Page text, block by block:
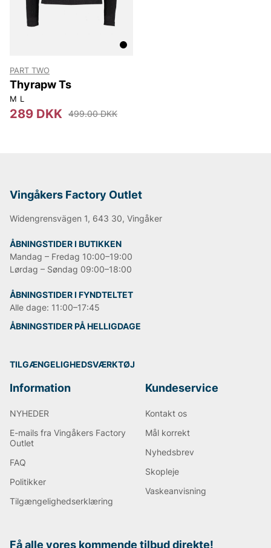
PART TWO
Thyrapw Ts
M L
289 DKK 499.00 DKK
Vingåkers Factory Outlet
Widengrensvägen 1, 643 30, Vingåker
ÅBNINGSTIDER I BUTIKKEN
Mandag – Fredag 10:00–19:00
Lørdag – Søndag 09:00–18:00
ÅBNINGSTIDER I FYNDTELTET
Alle dage: 11:00–17:45
ÅBNINGSTIDER PÅ HELLIGDAGE
TILGÆNGELIGHEDSVÆRKTØJ
Information
NYHEDER
E-mails fra Vingåkers Factory
Outlet
FAQ
Politikker
Tilgængelighedserklæring
Kundeservice
Kontakt os
Mål korrekt
Nyhedsbrev
Skopleje
Vaskeanvisning
Få alle vores kommende tilbud direkte!